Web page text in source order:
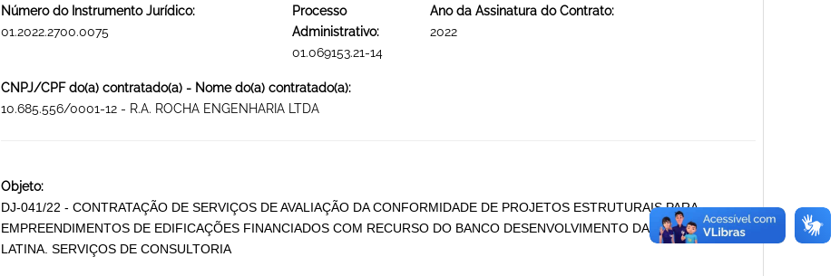
Número do Instrumento Jurídico:
01.2022.2700.0075
Processo
Administrativo:
01.069153.21-14
Ano da Assinatura do Contrato:
2022
CNPJ/CPF do(a) contratado(a) - Nome do(a) contratado(a):
10.685.556/0001-12 - R.A. ROCHA ENGENHARIA LTDA
Objeto:
DJ-041/22 - CONTRATAÇÃO DE SERVIÇOS DE AVALIAÇÃO DA CONFORMIDADE DE PROJETOS ESTRUTURAIS PARA
EMPREENDIMENTOS DE EDIFICAÇÕES FINANCIADOS COM RECURSO DO BANCO DESENVOLVIMENTO DA AMÉRICA
LATINA. SERVIÇOS DE CONSULTORIA